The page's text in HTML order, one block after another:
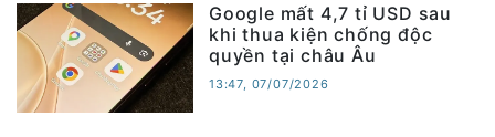
Google mất 4,7 tỉ USD sau
khi thua kiện chống độc
quyền tại châu Âu
13:47, 07/07/2026